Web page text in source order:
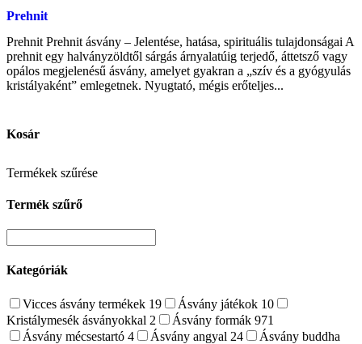
Prehnit
Prehnit Prehnit ásvány – Jelentése, hatása, spirituális tulajdonságai A
prehnit egy halványzöldtől sárgás árnyalatúig terjedő, áttetsző vagy
opálos megjelenésű ásvány, amelyet gyakran a „szív és a gyógyulás
kristályaként” emlegetnek. Nyugtató, mégis erőteljes...
Kosár
Termékek szűrése
Termék szűrő
Kategóriák
Vicces ásvány termékek 19 Ásvány játékok 10
Kristálymesék ásványokkal 2 Ásvány formák 971
Ásvány mécsestartó 4 Ásvány angyal 24
Ásvány buddha